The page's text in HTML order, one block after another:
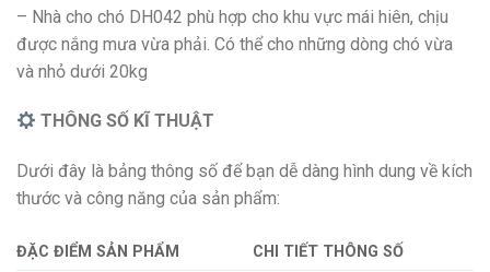
– Nhà cho chó DH042 phù hợp cho khu vực mái hiên, chịu
được nắng mưa vừa phải. Có thể cho những dòng chó vừa
và nhỏ dưới 20kg
THÔNG SỐ KĨ THUẬT
Dưới đây là bảng thông số để bạn dễ dàng hình dung về kích
thước và công năng của sản phẩm:
ĐẶC ĐIỂM SẢN PHẨM
CHI TIẾT THÔNG SỐ